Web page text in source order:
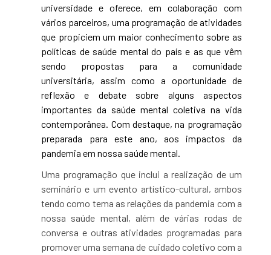
universidade e oferece, em colaboração com
vários parceiros, uma programação de atividades
que propiciem um maior conhecimento sobre as
políticas de saúde mental do país e as que vêm
sendo propostas para a comunidade
universitária, assim como a oportunidade de
reflexão e debate sobre alguns aspectos
importantes da saúde mental coletiva na vida
contemporânea. Com destaque, na programação
preparada para este ano, aos impactos da
pandemia em nossa saúde mental.
Uma programação que inclui a realização de um
seminário e um evento artístico-cultural, ambos
tendo como tema as relações da pandemia com a
nossa saúde mental, além de várias rodas de
conversa e outras atividades programadas para
promover uma semana de cuidado coletivo com a